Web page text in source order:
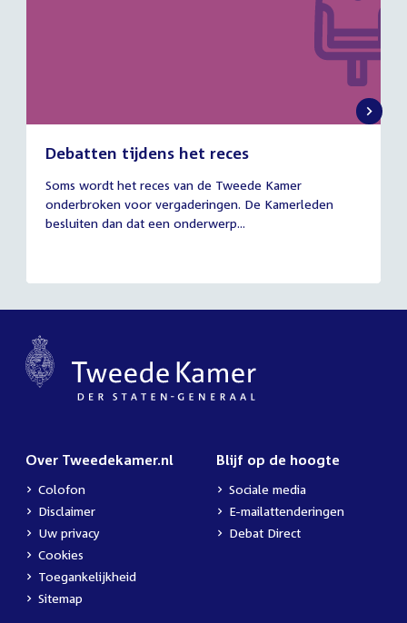
Debatten tijdens het reces
juli
2026
Soms wordt het reces van de Tweede Kamer
onderbroken voor vergaderingen. De Kamerleden
besluiten dan dat een onderwerp...
Over Tweedekamer.nl
Colofon
Disclaimer
Uw privacy
Cookies
Toegankelijkheid
Sitemap
Blijf op de hoogte
Sociale media
E-mailattenderingen
Debat Direct